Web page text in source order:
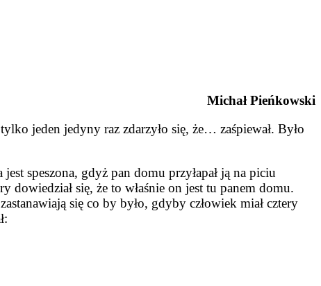
Michał Pieńkowski
jeden jedyny raz zdarzyło się, że… zaśpiewał. Było
speszona, gdyż pan domu przyłapał ją na piciu
się, że to właśnie on jest tu panem domu.
się co by było, gdyby człowiek miał cztery